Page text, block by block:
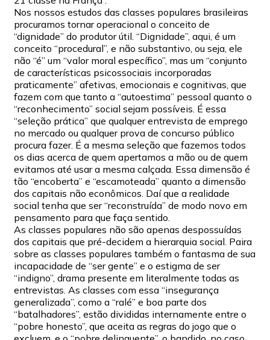
Nos nossos estudos das classes populares brasileiras
procuramos tornar operacional o conceito de
“dignidade” do produtor útil. “Dignidade”, aqui, é um
conceito “procedural”, e não substantivo, ou seja, ele
não “é” um “valor moral específico”, mas um “conjunto
de características psicossociais incorporadas
praticamente” afetivas, emocionais e cognitivas, que
fazem com que tanto a “autoestima” pessoal quanto o
“reconhecimento” social sejam possíveis. É essa
“seleção prática” que qualquer entrevista de emprego
no mercado ou qualquer prova de concurso público
procura fazer. É a mesma seleção que fazemos todos
os dias acerca de quem apertamos a mão ou de quem
evitamos até usar a mesma calçada. Essa dimensão é
tão “encoberta” e “escamoteada” quanto a dimensão
dos capitais não econômicos. Daí que a realidade
social tenha que ser “reconstruída” de modo novo em
pensamento para que faça sentido.
As classes populares não são apenas despossuídas
dos capitais que pré-decidem a hierarquia social. Paira
sobre as classes populares também o fantasma de sua
incapacidade de “ser gente” e o estigma de ser
“indigno”, drama presente em literalmente todas as
entrevistas. As classes com essa “insegurança
generalizada”, como a “ralé” e boa parte dos
“batalhadores”, estão divididas internamente entre o
“pobre honesto”, que aceita as regras do jogo que o